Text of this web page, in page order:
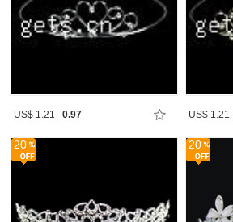
US$ 1.21 0.97 US$ 1.21
20 20